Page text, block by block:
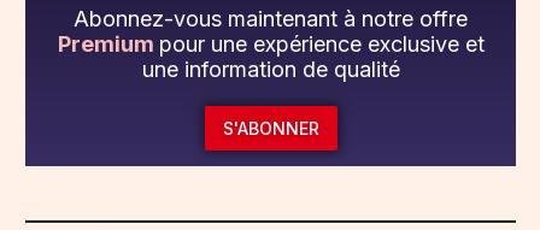
Abonnez-vous maintenant à notre offre
Premium pour une expérience exclusive et
une information de qualité
S'ABONNER